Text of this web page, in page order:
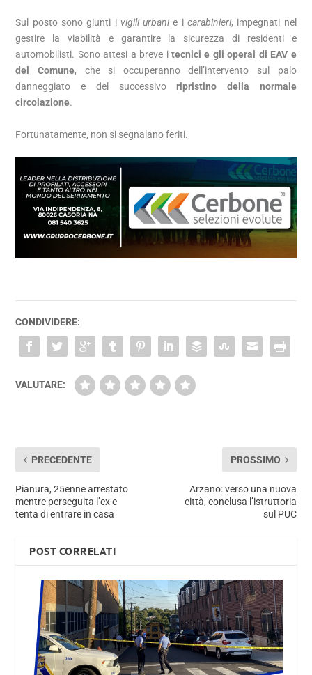
Sul posto sono giunti i vigili urbani e icarabinieri, impegnati nel
gestire la viabilità e garantire la sicurezza di residenti e
automobilisti. Sono attesi a breve i tecnici e gli operai di EAV e
del Comune, che si occuperanno dell’intervento sul palo
danneggiato e del successivoripristino della normale
circolazione.
Fortunatamente, non si segnalano feriti.
CONDIVIDERE:
VALUTARE:
PRECEDENTE
Pianura, 25enne arrestato
mentre perseguita l’ex e
tenta di entrare in casa
PROSSIMO
Arzano: verso una nuova
città, conclusa l’istruttoria
sul PUC
POST CORRELATI